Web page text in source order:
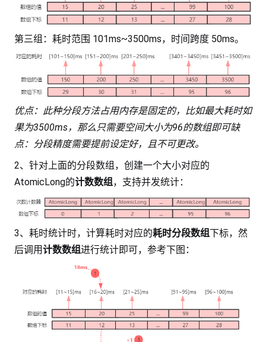
第三组：耗时范围 101ms~3500ms，时间跨度 50ms。
优点：此种分段方法占用内存是固定的，比如最大耗时如
果为3500ms，那么只需要空间大小为96的数组即可缺
点：分段精度需要提前设定好，且不可更改。
2、针对上面的分段数组，创建一个大小对应的
AtomicLong的计数数组，支持并发统计：
3、耗时统计时，计算耗时对应的耗时分段数组下标，然
后调用计数数组进行统计即可，参考下图：